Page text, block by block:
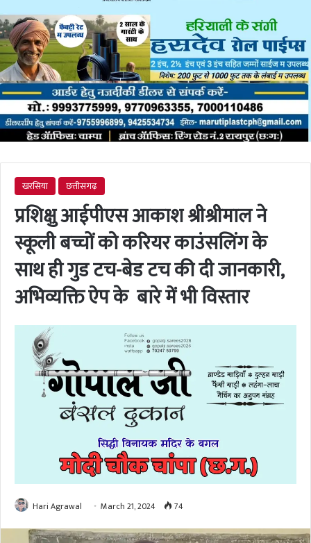
खरसिया छत्तीसगढ़
प्रशिक्षु आईपीएस आकाश श्रीश्रीमाल ने
स्कूली बच्चों को करियर काउंसलिंग के
साथ ही गुड टच-बेड टच की दी जानकारी,
अभिव्यक्ति ऐप के बारे में भी विस्तार
Hari Agrawal March 21, 2024 74